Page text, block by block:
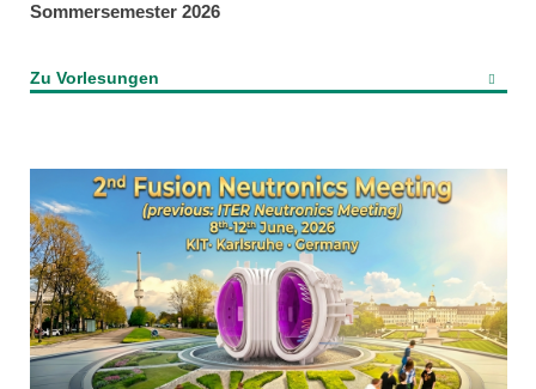
Sommersemester 2026
Zu Vorlesungen